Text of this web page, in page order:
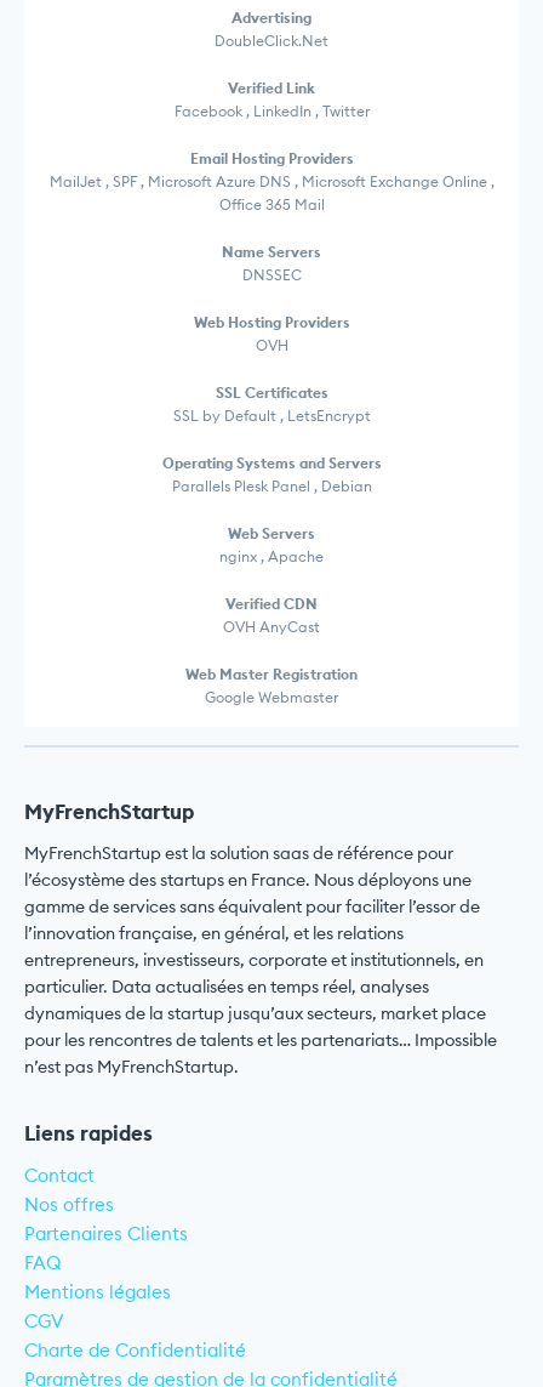
Advertising
DoubleClick.Net
Verified Link
Facebook , LinkedIn , Twitter
Email Hosting Providers
MailJet , SPF , Microsoft Azure DNS , Microsoft Exchange Online ,
Office 365 Mail
Name Servers
DNSSEC
Web Hosting Providers
OVH
SSL Certificates
SSL by Default , LetsEncrypt
Operating Systems and Servers
Parallels Plesk Panel , Debian
Web Servers
nginx , Apache
Verified CDN
OVH AnyCast
Web Master Registration
Google Webmaster
MyFrenchStartup
MyFrenchStartup est la solution saas de référence pour
l’écosystème des startups en France. Nous déployons une
gamme de services sans équivalent pour faciliter l’essor de
l’innovation française, en général, et les relations
entrepreneurs, investisseurs, corporate et institutionnels, en
particulier. Data actualisées en temps réel, analyses
dynamiques de la startup jusqu’aux secteurs, market place
pour les rencontres de talents et les partenariats… Impossible
n’est pas MyFrenchStartup.
Liens rapides
Contact
Nos offres
Partenaires Clients
FAQ
Mentions légales
CGV
Charte de Confidentialité
Paramètres de gestion de la confidentialité